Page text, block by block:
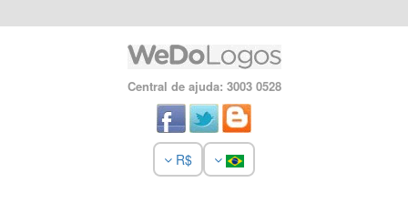
Central de ajuda: 3003 0528
R$